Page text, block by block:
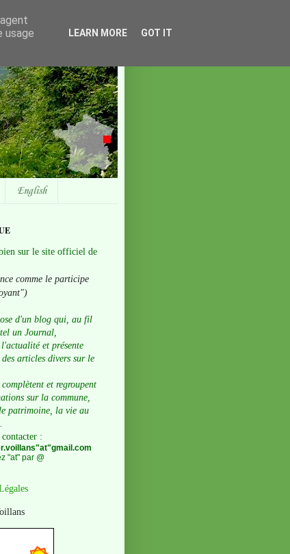
English
sur le site officiel de
comme le participe
d'un blog qui, au fil
un Journal,
et présente
des articles divers sur le
complètent et regroupent
sur la commune,
patrimoine, la vie au
:
"at" par @
usage
LEARN MORE GOT IT